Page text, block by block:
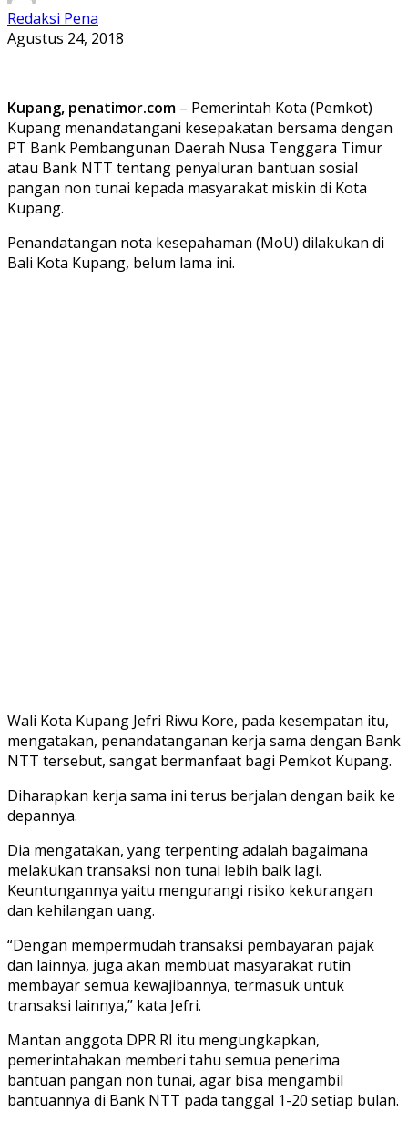
Redaksi Pena
Agustus 24, 2018
Kupang, penatimor.com – Pemerintah Kota (Pemkot)
Kupang menandatangani kesepakatan bersama dengan
PT Bank Pembangunan Daerah Nusa Tenggara Timur
atau Bank NTT tentang penyaluran bantuan sosial
pangan non tunai kepada masyarakat miskin di Kota
Kupang.
Penandatangan nota kesepahaman (MoU) dilakukan di
Bali Kota Kupang, belum lama ini.
Wali Kota Kupang Jefri Riwu Kore, pada kesempatan itu,
mengatakan, penandatanganan kerja sama dengan Bank
NTT tersebut, sangat bermanfaat bagi Pemkot Kupang.
Diharapkan kerja sama ini terus berjalan dengan baik ke
depannya.
Dia mengatakan, yang terpenting adalah bagaimana
melakukan transaksi non tunai lebih baik lagi.
Keuntungannya yaitu mengurangi risiko kekurangan
dan kehilangan uang.
“Dengan mempermudah transaksi pembayaran pajak
dan lainnya, juga akan membuat masyarakat rutin
membayar semua kewajibannya, termasuk untuk
transaksi lainnya,” kata Jefri.
Mantan anggota DPR RI itu mengungkapkan,
pemerintahakan memberi tahu semua penerima
bantuan pangan non tunai, agar bisa mengambil
bantuannya di Bank NTT pada tanggal 1-20 setiap bulan.